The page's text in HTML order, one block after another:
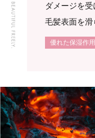
ダメージを
毛髪表面を滑
優れた保湿作用